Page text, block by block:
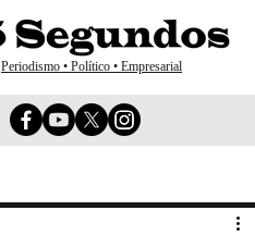
Periodismo • Político • Empresarial